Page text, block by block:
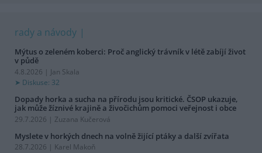
rady a návody
Mýtus o zeleném koberci: Proč anglický trávník v létě zabíjí život
v půdě
4.8.2026 | Jan Skala
Diskuse: 32
Dopady horka a sucha na přírodu jsou kritické. ČSOP ukazuje,
jak může žíznivé krajině a živočichům pomoci veřejnost i obce
29.7.2026 | Zuzana Kučerová
Myslete v horkých dnech na volně žijící ptáky a další zvířata
28.7.2026 | Karel Makoň